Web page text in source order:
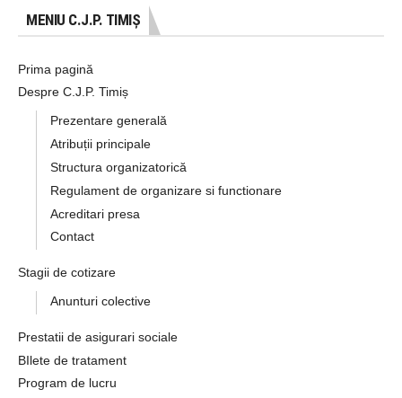
MENIU C.J.P. TIMIȘ
Prima pagină
Despre C.J.P. Timiș
Prezentare generală
Atribuții principale
Structura organizatorică
Regulament de organizare si functionare
Acreditari presa
Contact
Stagii de cotizare
Anunturi colective
Prestatii de asigurari sociale
BIlete de tratament
Program de lucru